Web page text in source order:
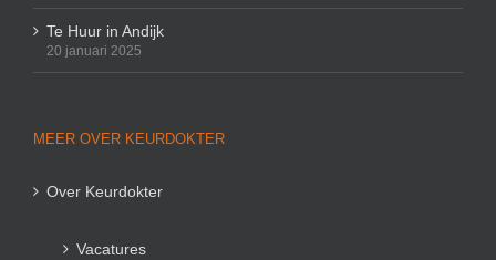
Te Huur in Andijk
20 januari 2025
MEER OVER KEURDOKTER
Over Keurdokter
Vacatures